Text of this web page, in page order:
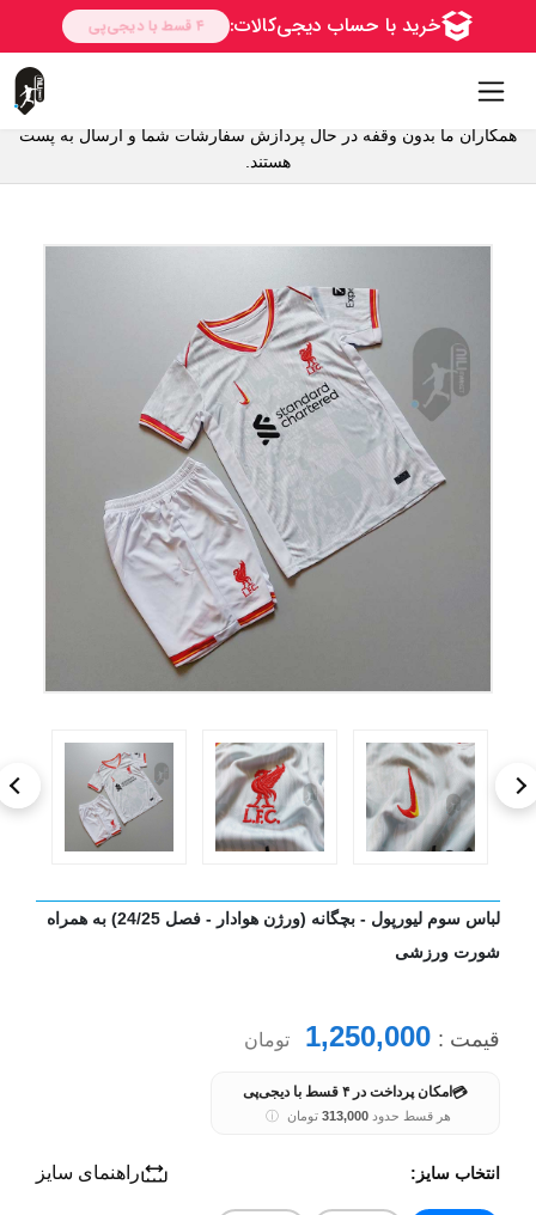
همکاران ما بدون وقفه در حال پردازش سفارشات شما و ارسال به پست
هستند.
لباس سوم لیورپول - بچگانه (ورژن هوادار - فصل 24/25) به همراه
شورت ورزشی
قیمت : 1,250,000 تومان
💳 امکان پرداخت در ۴ قسط با دیجی‌پی
هر قسط حدود313,000 تومان ⓘ
انتخاب سایز: راهنمای سایز